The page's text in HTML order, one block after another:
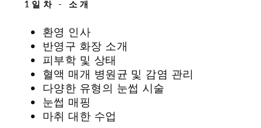
1일차 - 소개
환영 인사
반영구 화장 소개
피부학 및 상태
혈액 매개 병원균 및 감염 관리
다양한 유형의 눈썹 시술
눈썹 매핑
마취 대한 수업